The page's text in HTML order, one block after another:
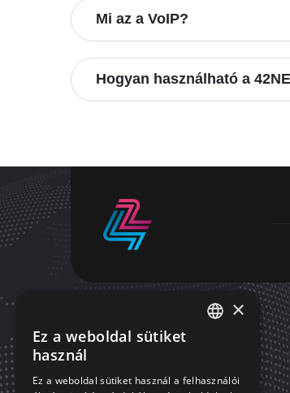
Mi az a VoIP?
Hogyan használható a
×
Ez a weboldal sütiket
használ
Ez a weboldal sütiket használ a felhasználói